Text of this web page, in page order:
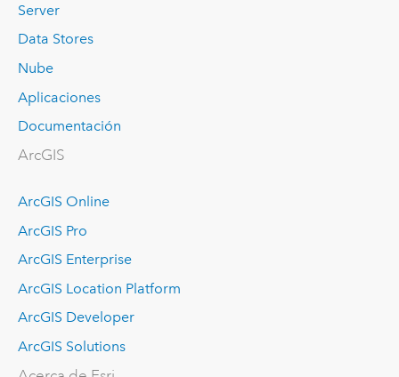
Server
Data Stores
Nube
Aplicaciones
Documentación
ArcGIS
ArcGIS Online
ArcGIS Pro
ArcGIS Enterprise
ArcGIS Location Platform
ArcGIS Developer
ArcGIS Solutions